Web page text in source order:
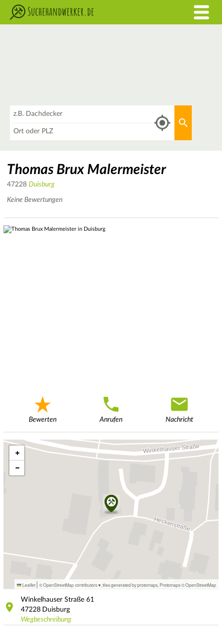
Thomas Brux Malermeister
47228 Duisburg
Keine Bewertungen
Bewerten Anrufen Nachricht
+
−
Leaflet | © OpenStreetMap contributors ♥, tiles generated by protomaps Protomaps©OpenStreetMap
Winkelhauser Straße 61
47228 Duisburg
Wegbeschreibung